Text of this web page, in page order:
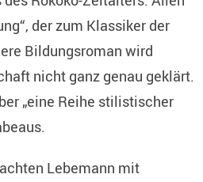
der zum Klassiker der
Bildungsroman wird
nicht ganz genau geklärt.
„eine Reihe stilistischer
Lebemann mit